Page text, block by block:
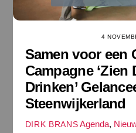
4
Samen voor een
Campagne ‘Zien
Drinken’
Steenwijkerland
DIRK BRANS Agenda,